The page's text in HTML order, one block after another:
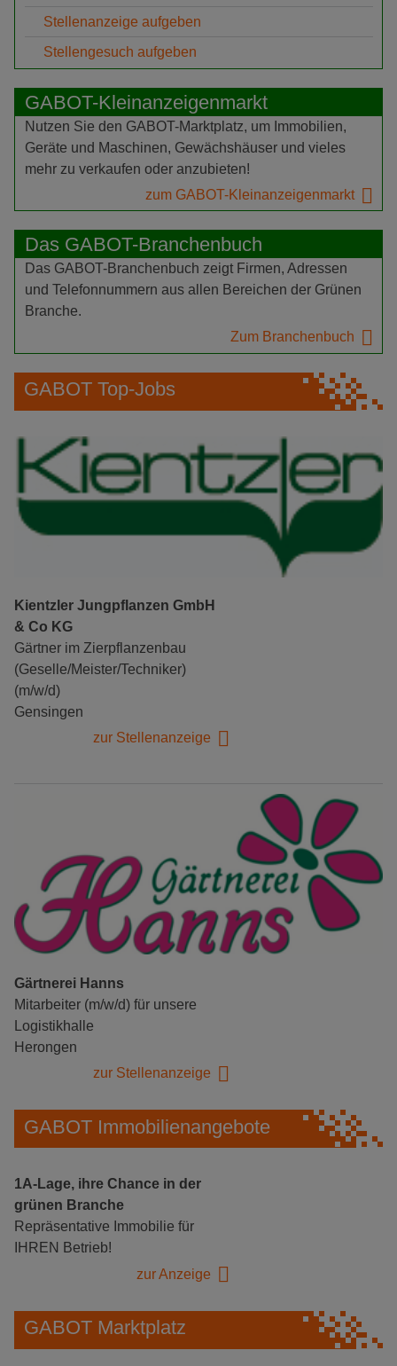
Stellenanzeige aufgeben
Stellengesuch aufgeben
GABOT-Kleinanzeigenmarkt
Nutzen Sie den GABOT-Marktplatz, um Immobilien,
Geräte und Maschinen, Gewächshäuser und vieles
mehr zu verkaufen oder anzubieten!
zum GABOT-Kleinanzeigenmarkt
Das GABOT-Branchenbuch
Das GABOT-Branchenbuch zeigt Firmen, Adressen
und Telefonnummern aus allen Bereichen der Grünen
Branche.
Zum Branchenbuch
GABOT Top-Jobs
Kientzler Jungpflanzen GmbH
& Co KG
Gärtner im Zierpflanzenbau
(Geselle/Meister/Techniker)
(m/w/d)
Gensingen
zur Stellenanzeige
Gärtnerei Hanns
Mitarbeiter (m/w/d) für unsere
Logistikhalle
Herongen
zur Stellenanzeige
GABOT Immobilienangebote
1A-Lage, ihre Chance in der
grünen Branche
Repräsentative Immobilie für
IHREN Betrieb!
zur Anzeige
GABOT Marktplatz